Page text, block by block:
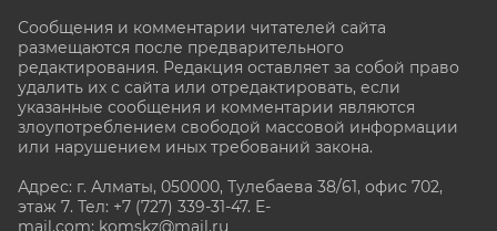
Сообщения и комментарии читателей сайта
размещаются после предварительного
редактирования. Редакция оставляет за собой право
удалить их с сайта или отредактировать, если
указанные сообщения и комментарии являются
злоупотреблением свободой массовой информации
или нарушением иных требований закона.
Адрес: г. Алматы, 050000, Тулебаева 38/61, офис 702,
этаж 7. Тел: +7 (727) 339-31-47. E-
mail.com: komskz@mail.ru